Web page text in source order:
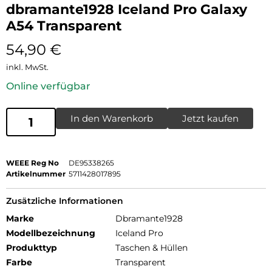
dbramante1928 Iceland Pro Galaxy
A54 Transparent
54,90 €
inkl. MwSt.
Online verfügbar
In den Warenkorb Jetzt kaufen
WEEE Reg No
DE95338265
Artikelnummer 5711428017895
Zusätzliche Informationen
Marke
Dbramante1928
Modellbezeichnung
Iceland Pro
Produkttyp
Taschen & Hüllen
Farbe
Transparent